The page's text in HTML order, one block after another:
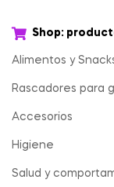
Shop:
Alimentos y
Rascadores para
Accesorios
Higiene
Salud y